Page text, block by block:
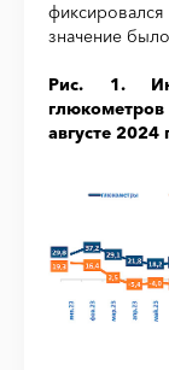
значение
Рис. 1.
августе 2024